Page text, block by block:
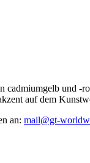
cadmiumgelb und
auf dem
an: mail@gt-